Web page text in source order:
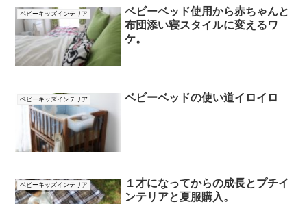
ベビーキッズインテリア
ベビーベッド使用から赤ちゃんと
布団添い寝スタイルに変えるワ
ケ。
ベビーキッズインテリア ベビーベッドの使い道イロイロ
ベビーキッズインテリア
１才になってからの成長とプチイ
ンテリアと夏服購入。